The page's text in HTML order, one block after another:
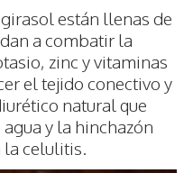
están llenas de
a combatir la
zinc y vitaminas
el tejido conectivo y
natural que
y la hinchazón
la celulitis.